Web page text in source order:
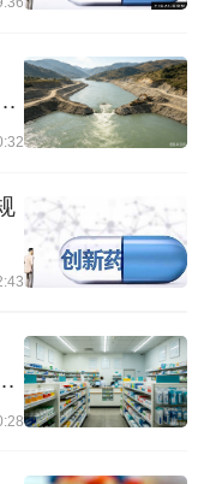
”突破之后，张
价格封顶和更
加国内患者用
外价格的竞争
价格保密机制
约束力相对较